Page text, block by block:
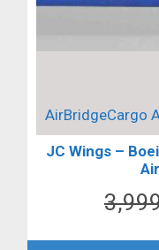
AirBridgeCargo
JC Wings –